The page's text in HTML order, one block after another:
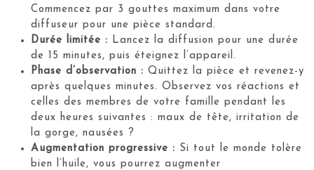
Commencez par 3 gouttes maximum dans votre
diffuseur pour une pièce standard.
Durée limitée : Lancez la diffusion pour une durée
de 15 minutes, puis éteignez l’appareil.
Phase d’observation : Quittez la pièce et revenez-y
après quelques minutes. Observez vos réactions et
celles des membres de votre famille pendant les
deux heures suivantes : maux de tête, irritation de
la gorge, nausées ?
Augmentation progressive : Si tout le monde tolère
bien l’huile, vous pourrez augmenter